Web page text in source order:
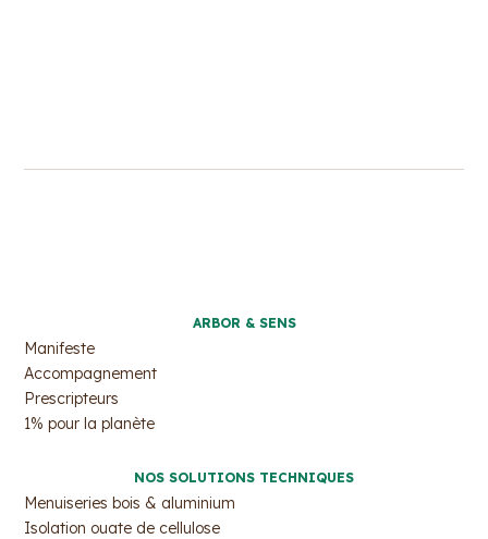
ARBOR & SENS
Manifeste
Accompagnement
Prescripteurs
1% pour la planète
NOS SOLUTIONS TECHNIQUES
Menuiseries bois & aluminium
Isolation ouate de cellulose